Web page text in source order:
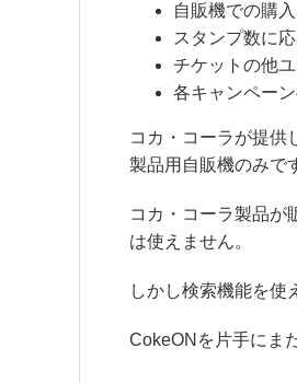
自販機での購
スタンプ数に
チケットの他
各キャンペー
コカ・コーラが提供
製品用自販機のみで
コカ・コーラ製品が
は使えません。
しかし検索機能を使
CokeONを片手にま